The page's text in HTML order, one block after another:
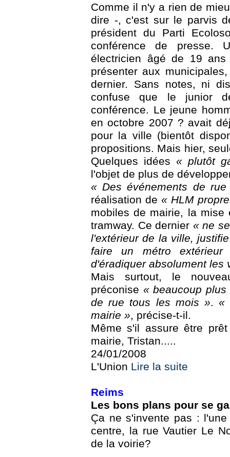
Comme il n'y a rien de
dire -, c'est sur le parvis
président du Parti
conférence de presse.
électricien âgé de 19
présenter aux
dernier. Sans notes, ni
confuse que le junior
conférence. Le jeune
en octobre 2007 ? avait
pour la ville (bientôt
propositions. Mais hier,
Quelques idées « plutôt
l'objet de plus de
« Des événements de
réalisation de « HLM
mobiles de mairie, la mise
tramway. Ce dernier « ne
l'extérieur de la ville,
faire un métro extérieur
d'éradiquer absolument les
Mais surtout, le
préconise « beaucoup
de rue tous les mois ».«
mairie », précise-t-il.
Même s'il assure être
mairie, Tristan.....
24/01/2008
L'Union Lire la suite
Reims
Les bons plans pour se
Ça ne s'invente pas :
centre, la rue Vautier Le
de la voirie?